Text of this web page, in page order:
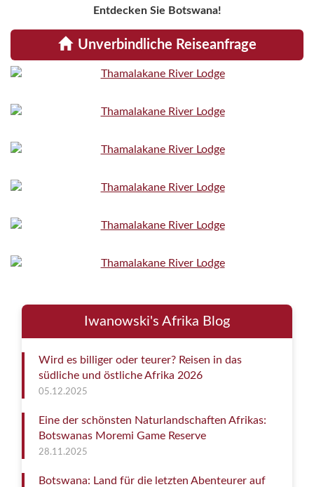
Entdecken Sie Botswana!
Unverbindliche Reiseanfrage
Iwanowski's Afrika Blog
Wird es billiger oder teurer? Reisen in das
südliche und östliche Afrika 2026
05.12.2025
Eine der schönsten Naturlandschaften Afrikas:
Botswanas Moremi Game Reserve
28.11.2025
Botswana: Land für die letzten Abenteurer auf